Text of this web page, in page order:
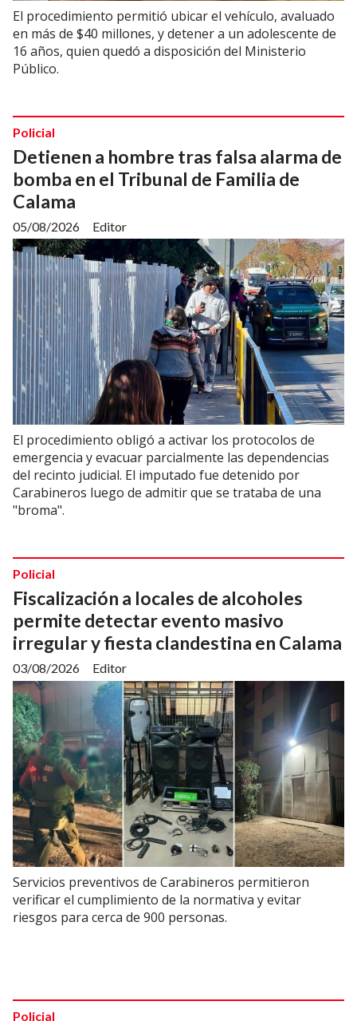
El procedimiento permitió ubicar el vehículo, avaluado
en más de $40 millones, y detener a un adolescente de
16 años, quien quedó a disposición del Ministerio
Público.
Detienen a hombre tras falsa alarma de
bomba en el Tribunal de Familia de
Calama
Editor
Policial
05/08/2026
El procedimiento obligó a activar los protocolos de
emergencia y evacuar parcialmente las dependencias
del recinto judicial. El imputado fue detenido por
Carabineros luego de admitir que se trataba de una
"broma".
Fiscalización a locales de alcoholes
permite detectar evento masivo
irregular y fiesta clandestina en Calama
Editor
Policial
03/08/2026
Servicios preventivos de Carabineros permitieron
verificar el cumplimiento de la normativa y evitar
riesgos para cerca de 900 personas.
Policial